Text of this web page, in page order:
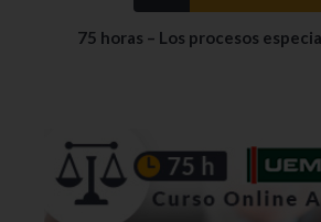
75 horas – Los procesos